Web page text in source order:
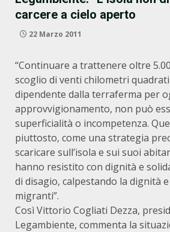
carcere a cielo aperto
22 Marzo 2011
“Continuare a trattenere oltre
scoglio di venti chilometri
dipendente dalla terraferma per
approvvigionamento, non può
superficialità o incompetenza.
piuttosto, come una strategia
scaricare sull’isola e sui suoi
hanno resistito con dignità e
di disagio, calpestando la dignità
migranti”.
Così Vittorio Cogliati Dezza,
Legambiente, commenta la